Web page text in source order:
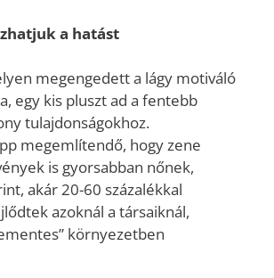
a hatást
megengedett a lágy motiváló
egy kis pluszt ad a fentebb
tulajdonságokhoz.
megemlítendő, hogy zene
is gyorsabban nőnek,
akár 20-60 százalékkal
azoknál a társaiknál,
környezetben